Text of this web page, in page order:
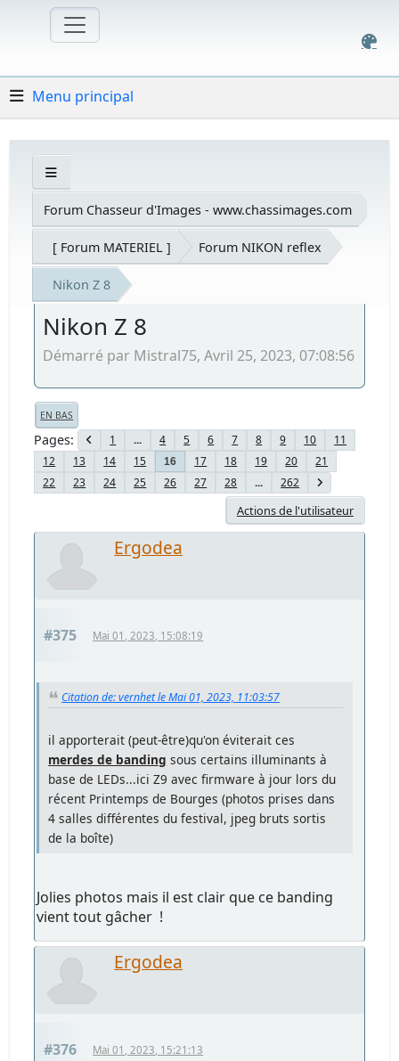
Menu principal
Forum Chasseur d'Images - www.chassimages.com
[ Forum MATERIEL ] Forum NIKON reflex
Nikon Z 8
Nikon Z 8
Démarré par Mistral75, Avril 25, 2023, 07:08:56
EN BAS
Pages 1 ... 4 5 6 7 8 9 10
11
12
13 14 15 16 17 18 19 20
21
22
23 24 25 26 27 28 ... 262
Actions de l'utilisateur
Ergodea
#375 Mai 01, 2023, 15:08:19
Citation de: vernhet le Mai 01, 2023, 11:03:57
il apporterait (peut-être)qu'on éviterait ces
merdes de banding sous certains illuminants à
base de LEDs...ici Z9 avec firmware à jour lors du
récent Printemps de Bourges (photos prises dans
4 salles différentes du festival, jpeg bruts sortis
de la boîte)
Jolies photos mais il est clair que ce banding
vient tout gâcher !
Ergodea
#376 Mai 01, 2023, 15:21:13